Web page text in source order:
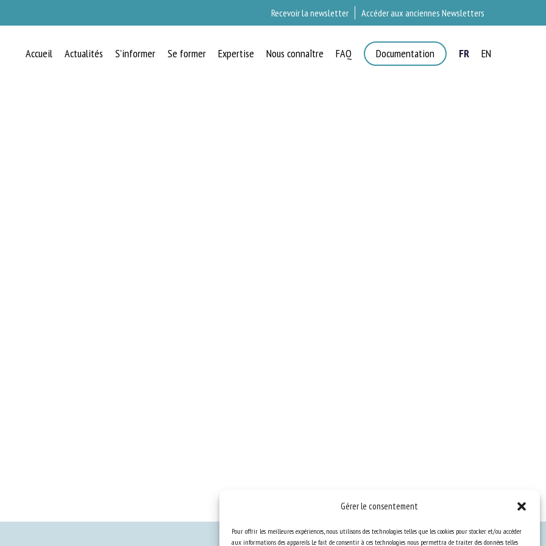
Gérer le consentement
Pour offrir les meilleures expériences, nous utilisons des technologies telles que les cookies pour stocker et/ou accéder
aux informations des appareils. Le fait de consentir à ces technologies nous permettra de traiter des données telles
Recevoir la newsletter Accéder aux anciennes Newsletters
Accueil Actualités S’informer Se former Expertise Nous connaître FAQ Documentation FR EN